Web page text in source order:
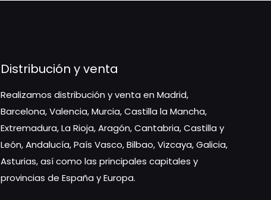
Distribución y venta
Realizamos distribución y venta en Madrid,
Barcelona, Valencia, Murcia, Castilla la Mancha,
Extremadura, La Rioja, Aragón, Cantabria, Castilla y
León, Andalucía, País Vasco, Bilbao, Vizcaya, Galicia,
Asturias, así como las principales capitales y
provincias de España y Europa.